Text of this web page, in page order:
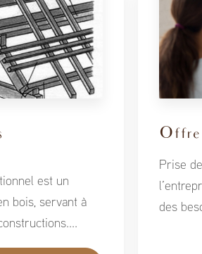
est un
bois, servant à
Offre
Prise
des